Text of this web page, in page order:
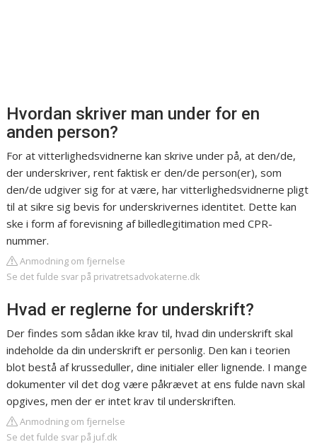
Hvordan skriver man under for en
anden person?
For at vitterlighedsvidnerne kan skrive under på, at den/de,
der underskriver, rent faktisk er den/de person(er), som
den/de udgiver sig for at være, har vitterlighedsvidnerne pligt
til at sikre sig bevis for underskrivernes identitet. Dette kan
ske i form af forevisning af billedlegitimation med CPR-
nummer.
Anmodning om fjernelse
Se det fulde svar på privatretsadvokaterne.dk
Hvad er reglerne for underskrift?
Der findes som sådan ikke krav til, hvad din underskrift skal
indeholde da din underskrift er personlig. Den kan i teorien
blot bestå af krusseduller, dine initialer eller lignende. I mange
dokumenter vil det dog være påkrævet at ens fulde navn skal
opgives, men der er intet krav til underskriften.
Anmodning om fjernelse
Se det fulde svar på juf.dk